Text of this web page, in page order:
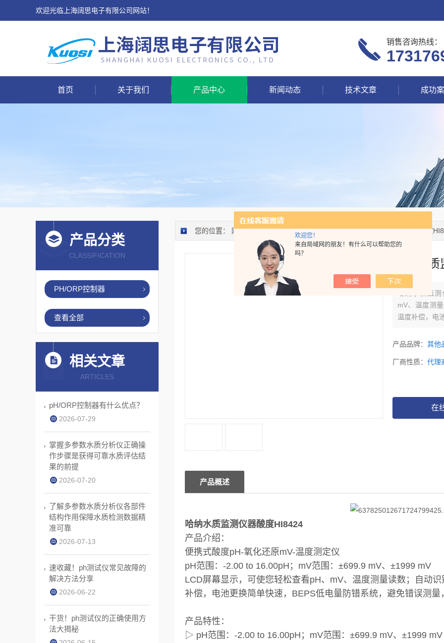
欢迎您！
来自局域网的朋友！有什么可以帮助您的
吗？
欢迎光临上海阔思电子有限公司网站！
销售咨询热线：
首页 关于我们 产品中心 新闻动态 技术文章 成功
您的位置： 网站首页>产品中心> >PH/ORP控制器> 哈纳水质监测仪器酸度
哈纳水
哈纳水质监
mV、温度测
温度补偿，电
产品品牌： 其他
厂商性质： 代理
在
产品概述
哈纳水质监测仪器酸度HI8424
产品介绍：
便携式酸度pH-氧化还原mV-温度测定仪
pH范围：-2.00 to 16.00pH；mV范围：±699.9 mV、±1999 mV
LCD屏幕显示，可使您轻松查看pH、mV、温度测量读数；自动
补偿，电池更换简单快速，BEPS低电量防错系统，避免错误测
产品特性：
▷ pH范围：-2.00 to 16.00pH；mV范围：±699.9 mV、±1999
产品分类
CLASSIFICATION
PH/ORP控制器
查看全部
相关文章
ARTICLES
pH/ORP控制器有什么优点？
2026-07-29
掌握多参数水质分析仪正确操
作步骤是获得可靠水质评估结
果的前提
2026-07-20
了解多参数水质分析仪各部件
结构作用保障水质检测数据精
准可靠
2026-07-13
速收藏！ph测试仪常见故障的
解决方法分享
2026-06-22
干货！ph测试仪的正确使用方
法大揭秘